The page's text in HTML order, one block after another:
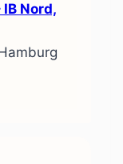
Nord,